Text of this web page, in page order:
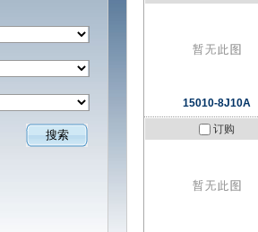
15010-8J10A
订购